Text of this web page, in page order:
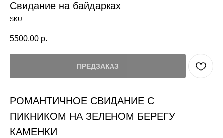
Свидание на байдарках
SKU:
5500,00 р.
ПРЕДЗАКАЗ
РОМАНТИЧНОЕ СВИДАНИЕ С
ПИКНИКОМ НА ЗЕЛЕНОМ БЕРЕГУ
КАМЕНКИ